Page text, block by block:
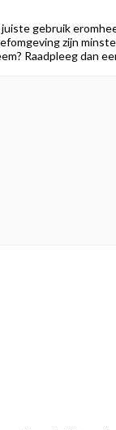
gebruik
zijn
Raadpleeg dan